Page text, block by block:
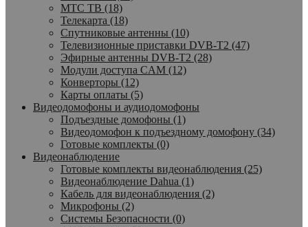
МТС ТВ (18)
Телекарта (18)
Спутниковые антенны (10)
Телевизионные приставки DVB-T2 (47)
Эфирные антенны DVB-T2 (28)
Модули доступа CAM (12)
Конверторы (12)
Карты оплаты (5)
Видеодомофоны и аудиодомофоны
Подъездные домофоны (1)
Видеодомофон к подъездному домофону (34)
Готовые комплекты (0)
Видеонаблюдение
Готовые комплекты видеонаблюдения (25)
Видеонаблюдение Dahua (1)
Кабель для видеонаблюдения (2)
Микрофоны (2)
Системы Безопасности (0)